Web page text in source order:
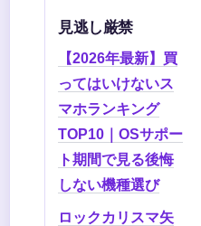
見逃し厳禁
【2026年最新】買
ってはいけないス
マホランキング
TOP10｜OSサポー
ト期間で見る後悔
しない機種選び
ロックカリスマ矢